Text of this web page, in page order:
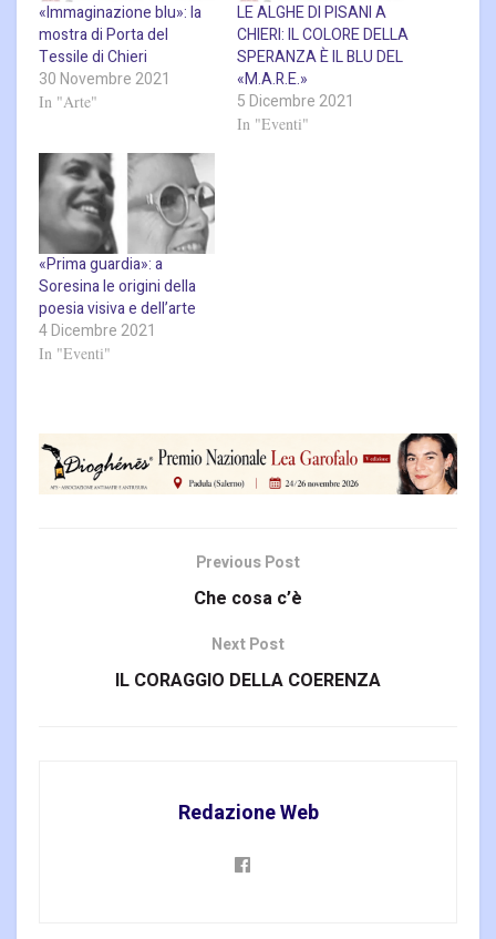
«Immaginazione blu»: la
mostra di Porta del
Tessile di Chieri
30 Novembre 2021
In "Arte"
LE ALGHE DI PISANI A
CHIERI: IL COLORE DELLA
SPERANZA È IL BLU DEL
«M.A.R.E.»
5 Dicembre 2021
In "Eventi"
«Prima guardia»: a
Soresina le origini della
poesia visiva e dell’arte
4 Dicembre 2021
In "Eventi"
Previous Post
Che cosa c’è
Next Post
IL CORAGGIO DELLA COERENZA
Redazione Web